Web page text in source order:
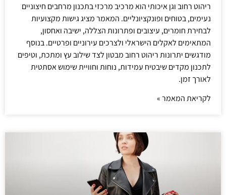
ריהוט רחוב וגן איכותי הוא מרכיב מרכזי בתכנון מרחבים חיצוניים
נעימים, בטוחים ופונקציונליים. המאמר מציג גישות מקצועיות
לבחירת חומרים, עיצובים ופתרונות הצללה, ישיבה ואחסון,
המתאימים לאקלים הישראלי ולצרכים עירוניים ופרטיים. בנוסף
מודגשים יתרונות ריהוט רחוב מבטון לצד שילוב עץ ומתכת, וטיפים
לתכנון מקדים שיבטיח עמידות, נוחות וחוויית שימוש אסתטית
לאורך זמן.
לקריאת המאמר »